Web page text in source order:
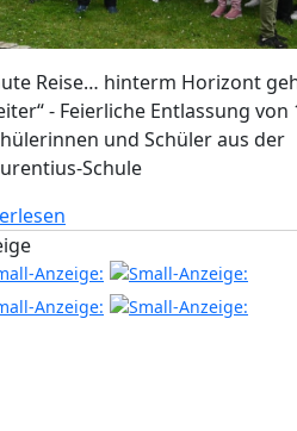
Reise… hinterm Horizont
- Feierliche Entlassung von
und Schüler aus der
Schule